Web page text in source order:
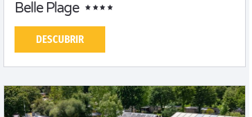
Belle Plage
DESCUBRIR